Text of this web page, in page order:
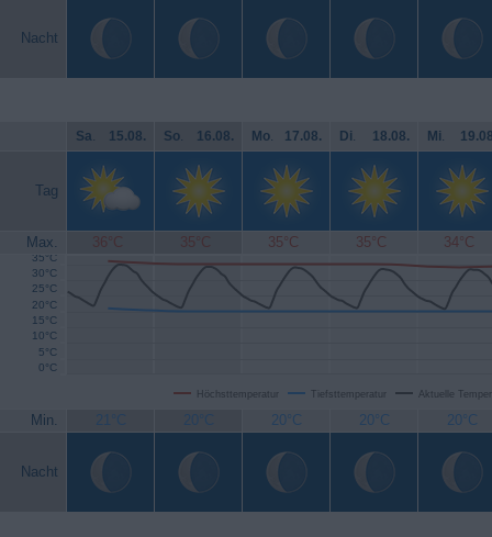
Nacht
Sa. 15.08. So. 16.08. Mo. 17.08. Di. 18.08. Mi.
Tag
Max. 36°C 35°C 35°C 35°C 34°C
Höchsttemperatur Tiefsttemperatur Aktuelle
0°C
5°C
10°C
15°C
20°C
25°C
30°C
35°C
Min. 21°C 20°C 20°C 20°C 20°C
Nacht